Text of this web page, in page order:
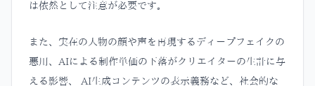
は依然として注意が必要です。
また、実在の人物の顔や声を再現するディープフェイクの
悪用、AIによる制作単価の下落がクリエイターの生計に与
える影響、 AI生成コンテンツの表示義務など、社会的な